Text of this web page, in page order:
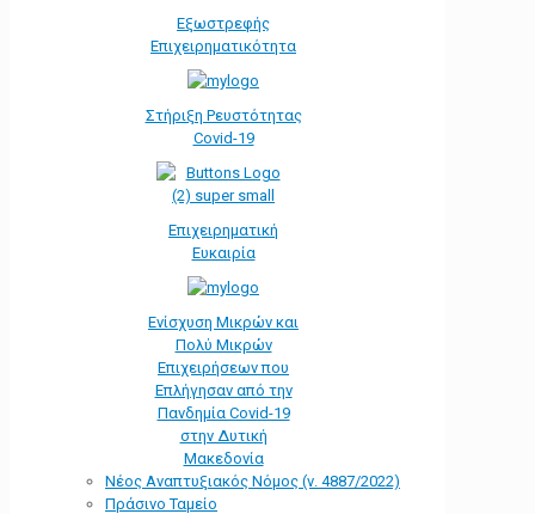
Εξωστρεφής
Επιχειρηματικότητα
Στήριξη Ρευστότητας
Covid-19
Επιχειρηματική
Ευκαιρία
Ενίσχυση Μικρών και
Πολύ Μικρών
Επιχειρήσεων που
Επλήγησαν από την
Πανδημία Covid-19
στην Δυτική
Μακεδονία
Νέος Αναπτυξιακός Νόμος (ν. 4887/2022)
Πράσινο Ταμείο